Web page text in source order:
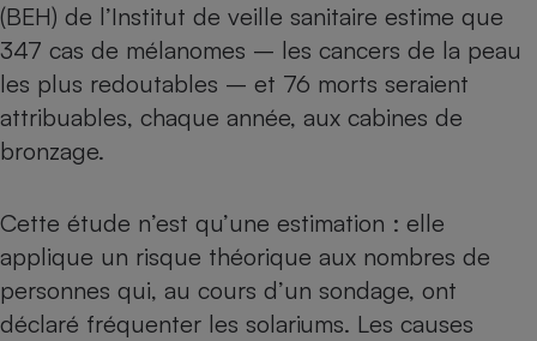
(BEH) de l’Institut de veille sanitaire estime que
347 cas de mélanomes – les cancers de la peau
les plus redoutables – et 76 morts seraient
attribuables, chaque année, aux cabines de
bronzage.
Cette étude n’est qu’une estimation : elle
applique un risque théorique aux nombres de
personnes qui, au cours d’un sondage, ont
déclaré fréquenter les solariums. Les causes
Complément
alimentaire
bouteille
Assurance emprunteur
Banque
Petit électroménager -
Lave-linge
Téléviseur
Matelas
Mutuelle
Antimoustique